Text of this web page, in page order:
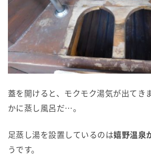
蓋を開けると、モクモク湯気が出てき
かに蒸し風呂だ…。
足蒸し湯を設置しているのは嬉野温泉
うです。